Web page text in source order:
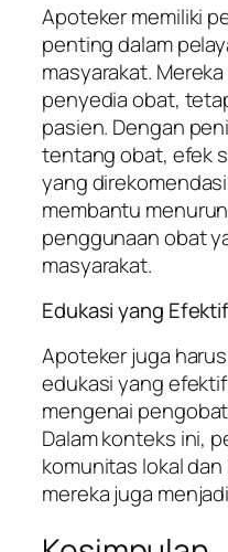
Apoteker memiliki
penting dalam
masyarakat.
penyedia obat,
pasien. Dengan
tentang obat, efek
yang
membantu
penggunaan obat
masyarakat.
Edukasi yang Efektif
Apoteker juga
edukasi yang
mengenai
Dalam konteks ini,
komunitas lokal
mereka juga